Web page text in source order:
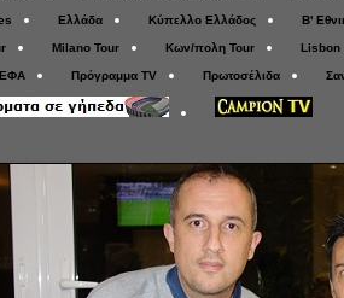
Ελλάδα Κύπελλο Ελλάδος Β'
Milano Tour Κων/πολη Tour Lisbon
Πρόγραμμα TV Πρωτοσέλιδα